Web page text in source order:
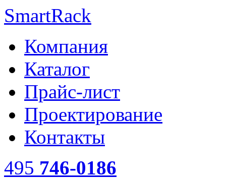
SmartRack
Компания
Каталог
Прайс-лист
Проектирование
Контакты
495 746-0186